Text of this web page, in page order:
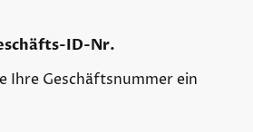
ID-Nr.
Ihre Geschäftsnummer ein